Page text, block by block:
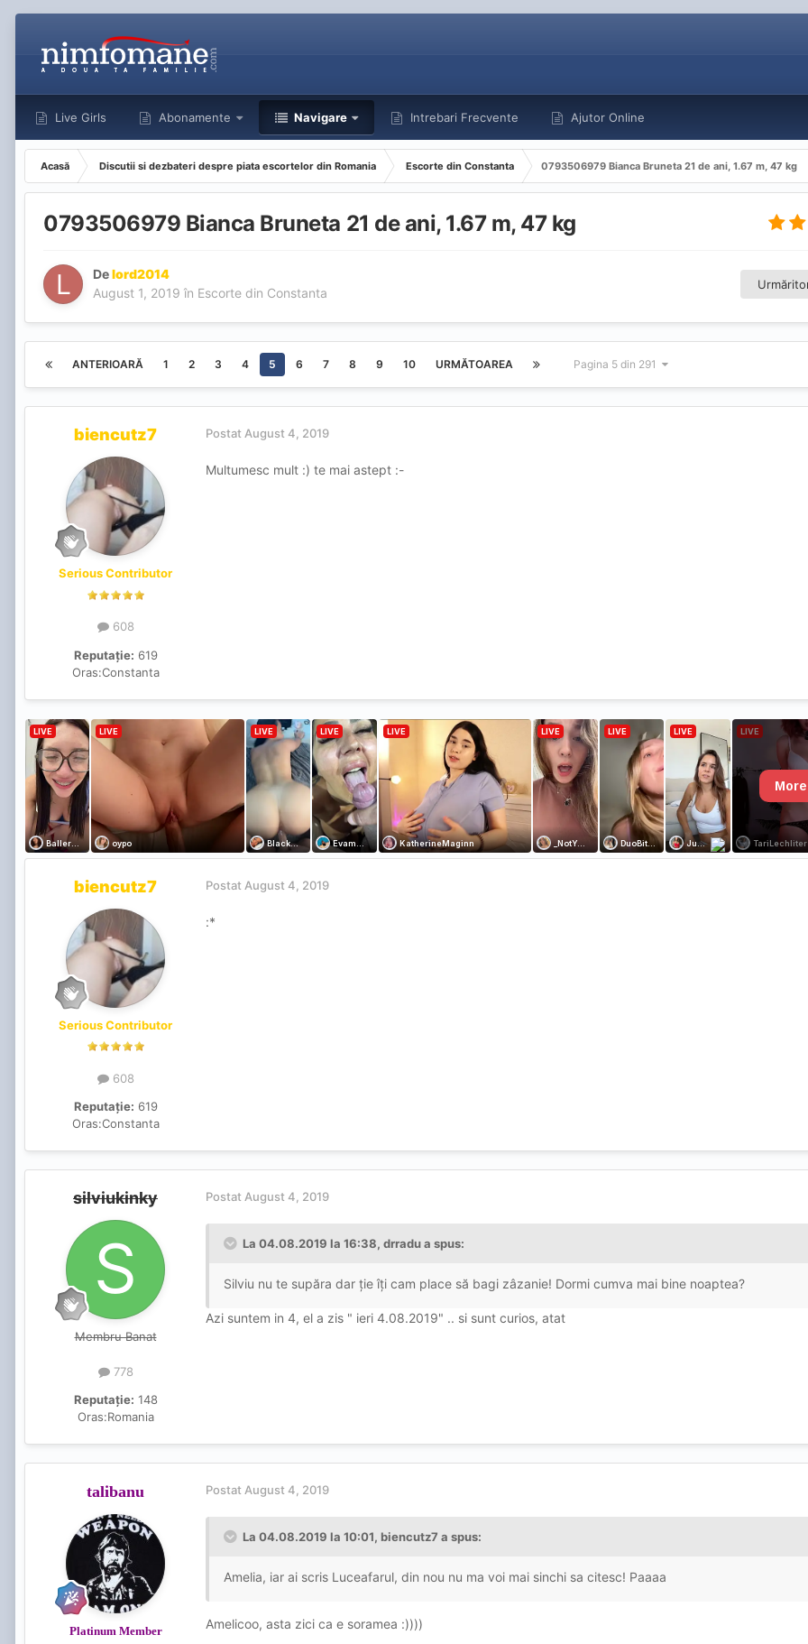
Live Girls Abonamente Navigare Intrebari Frecvente Ajutor Online
Acasă Discutii si dezbateri despre piata escortelor din Romania Escorte din Constanta 0793506979 Bianca Bruneta 21 de ani, 1.67 m, 47 kg
0793506979 Bianca Bruneta 21 de ani, 1.67 m, 47 kg
Delord2014
August 1, 2019 în Escorte din Constanta
ANTERIOARĂ 1 2 3 4 5 6 7 8 9 10 URMĂTOAREA Pagina 5 din 291
biencutz7
Serious Contributor
608
Reputație: 619
Oras:Constanta
Postat August 4, 2019
Multumesc mult :) te mai astept :-
biencutz7
Serious Contributor
608
Reputație: 619
Oras:Constanta
Postat August 4, 2019
:*
silviukinky
Membru Banat
778
Reputație: 148
Oras:Romania
Postat August 4, 2019
La 04.08.2019 la 16:38, drradu a spus:
Silviu nu te supăra dar ție îți cam place să bagi zâzanie! Dormi cumva mai bine noaptea?
Azi suntem in 4, el a zis " ieri 4.08.2019" .. si sunt curios, atat
talibanu
Platinum Member
Postat August 4, 2019
La 04.08.2019 la 10:01, biencutz7 a spus:
Amelia, iar ai scris Luceafarul, din nou nu ma voi mai sinchi sa citesc! Paaaa
Amelicoo, asta zici ca e soramea :))))